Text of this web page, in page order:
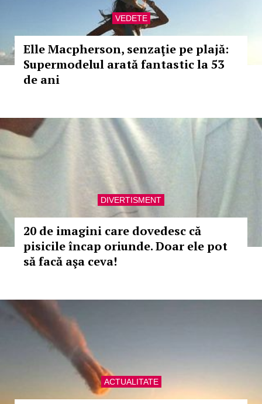
VEDETE
Elle Macpherson, senzaţie pe plajă:
Supermodelul arată fantastic la 53
de ani
DIVERTISMENT
20 de imagini care dovedesc că
pisicile încap oriunde. Doar ele pot
să facă aşa ceva!
ACTUALITATE